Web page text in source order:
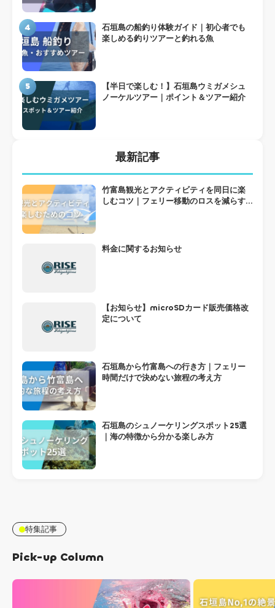
4
石垣島の船釣り体験ガイド｜初心者でも
楽しめる釣りツアーと釣れる魚
5
【半日で楽しむ！】石垣島ウミガメシュ
ノーケルツアー｜ポイント＆ツアー紹介
最新記事
竹富島観光とアクティビティを同日に楽
しむコツ｜フェリー移動のロスを減らす
料金に関するお知らせ
【お知らせ】microSDカード販売価格改
定について
石垣島から竹富島への行き方｜フェリー
時間だけで決めない旅程の考え方
石垣島のシュノーケリングスポット25選
｜海の特徴から分かる楽しみ方
特集記事
Pick-up Column